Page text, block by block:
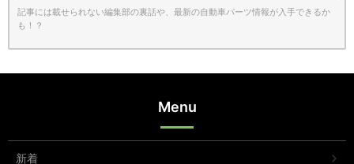
記事には載せられない編集部の裏話や、最新の自動車パーツ情報が入手できるか
も！？
Menu
新着